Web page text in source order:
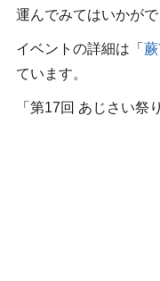
運んでみてはいかがで
イベントの詳細は「
ています。
「第17回 あじさい祭